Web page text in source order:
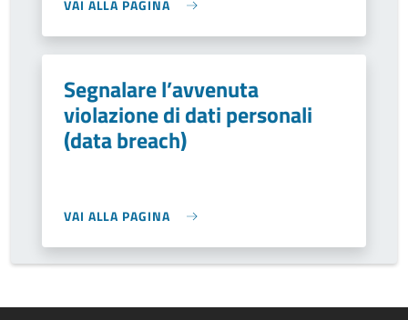
VAI ALLA PAGINA
Segnalare l’avvenuta
violazione di dati personali
(data breach)
VAI ALLA PAGINA